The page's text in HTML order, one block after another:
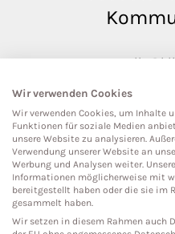
33604
Wir verwenden Cookies
Wir verwenden Cookies, um Inhalte
Funktionen für soziale Medien
unsere Website zu analysieren.
Verwendung unserer Website an
Werbung und Analysen weiter.
Informationen möglicherweise mit
bereitgestellt haben oder die sie im
gesammelt haben.
Wir setzen in diesem Rahmen